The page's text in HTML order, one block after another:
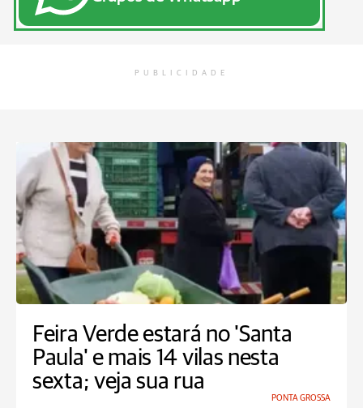
PUBLICIDADE
Feira Verde estará no 'Santa
Paula' e mais 14 vilas nesta
sexta; veja sua rua
PONTA GROSSA